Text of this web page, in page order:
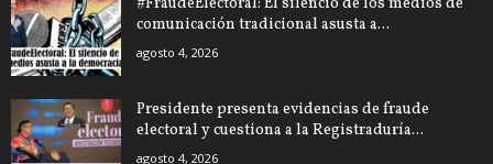
comunicación tradicional asusta a...
agosto 4, 2026
Presidente presenta evidencias de fraude
electoral y cuestiona a la Registraduría...
agosto 4, 2026